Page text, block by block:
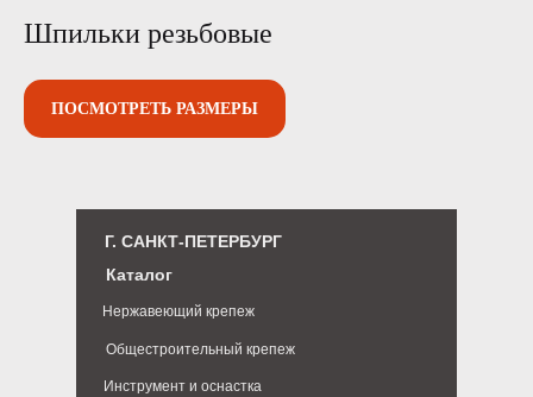
Шпильки резьбовые
ПОСМОТРЕТЬ РАЗМЕРЫ
Каталог
Нержавеющий крепеж
Общестроительный крепеж
Инструмент и оснастка
Г. САНКТ-ПЕТЕРБУРГ